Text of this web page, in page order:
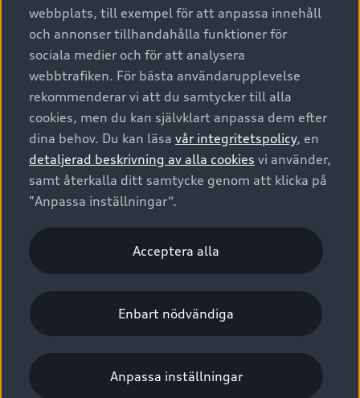
Laddhybrider
A6 modellerna
SUV
Avant
Sportback
Audi Sport
Privaterbjudanden
Privatleasing
Nya bilar i lager
Begagnade bilar i lager
Audi approved :plus - så gott som nya
Finansiering
Audi exclusive
Provkörning
Äga
Service & tillbehör
Audi digital services
Originaltillbehör - köp online
Garantier
Audi Collection – livsstilsartiklar
Vanliga frågor
2G/3G nätet stängs ned - Hur påverkas min bil av detta?
Tjänstebil
Business lease online
Företagsleasing
Om Audi Sverige
Kontakta oss
Boka Service online
Lediga tjänster huvudkontor
© 2026 AUDI SVERIGE. All Rights Reserved.
Utgivare
Juridiskt Audi AG
Juridiskt Audi Digital Giveaway
Tillgänglighetsredogörelse
Anpassa inställningar för cookies
Visselblåsarkanaler
webbplats, till exempel för att anpassa innehåll
och annonser tillhandahålla funktioner för
sociala medier och för att analysera
webbtrafiken. För bästa användarupplevelse
rekommenderar vi att du samtycker till alla
cookies, men du kan självklart anpassa dem efter
dina behov. Du kan läsa vår integritetspolicy, en
detaljerad beskrivning av alla cookies vi använder,
samt återkalla ditt samtycke genom att klicka på
"Anpassa inställningar“.
Acceptera alla
Enbart nödvändiga
Anpassa inställningar